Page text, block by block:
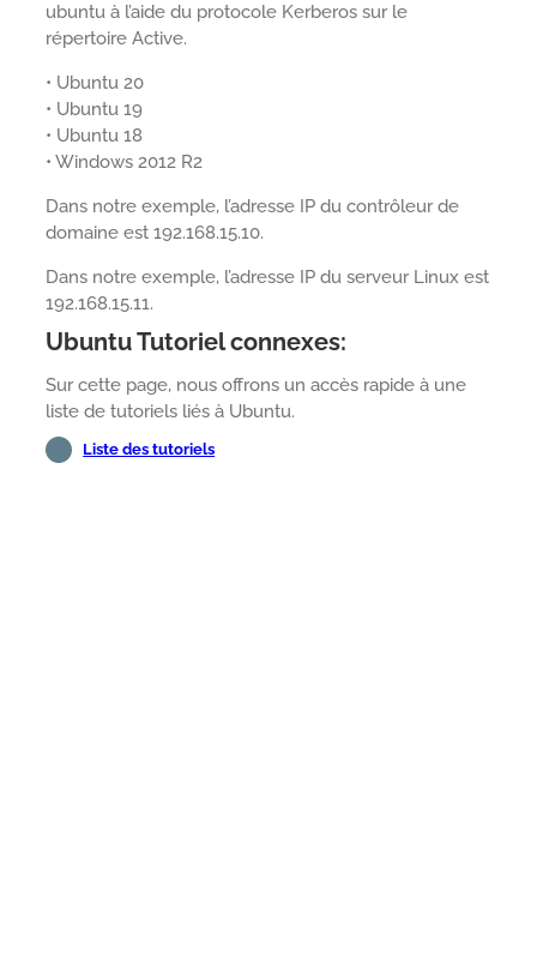
ubuntu à l’aide du protocole Kerberos sur le
répertoire Active.
• Ubuntu 20
• Ubuntu 19
• Ubuntu 18
• Windows 2012 R2
Dans notre exemple, l’adresse IP du contrôleur de
domaine est 192.168.15.10.
Dans notre exemple, l’adresse IP du serveur Linux est
192.168.15.11.
Ubuntu Tutoriel connexes:
Sur cette page, nous offrons un accès rapide à une
liste de tutoriels liés à Ubuntu.
Liste des tutoriels